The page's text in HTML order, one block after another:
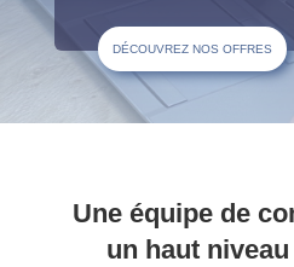
DÉCOUVREZ NOS OFFRES
Une équipe de
un haut